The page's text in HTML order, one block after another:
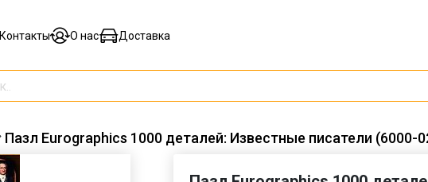
Контакты О нас Доставка
Пазл Eurographics 1000 деталей: Известные писатели (6000-